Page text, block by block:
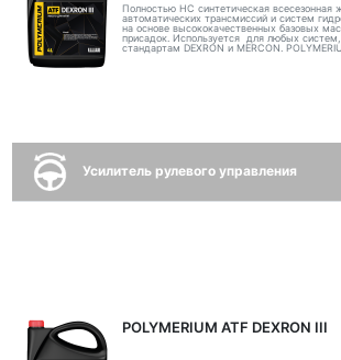
Полностью НС синтетическая всесезонная
автоматических трансмиссий и систем
на основе высококачественных базовых
присадок. Используется для любых
стандартам DEXRON и MERCON.
Усилитель рулевого управления
POLYMERIUM ATF DEXRON III